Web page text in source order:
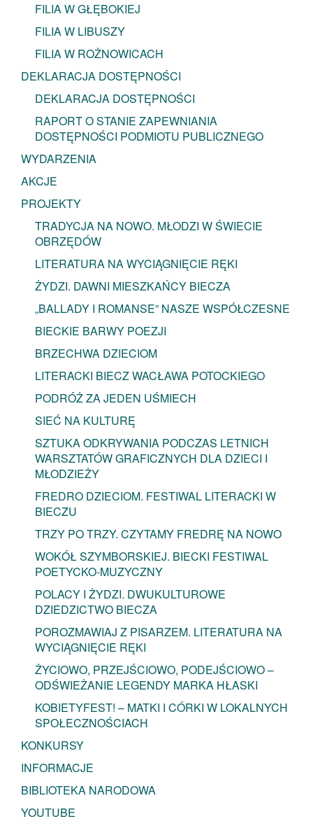
FILIA W GŁĘBOKIEJ
FILIA W LIBUSZY
FILIA W ROŻNOWICACH
DEKLARACJA DOSTĘPNOŚCI
DEKLARACJA DOSTĘPNOŚCI
RAPORT O STANIE ZAPEWNIANIA
DOSTĘPNOŚCI PODMIOTU PUBLICZNEGO
WYDARZENIA
AKCJE
PROJEKTY
TRADYCJA NA NOWO. MŁODZI W ŚWIECIE
OBRZĘDÓW
LITERATURA NA WYCIĄGNIĘCIE RĘKI
ŻYDZI. DAWNI MIESZKAŃCY BIECZA
„BALLADY I ROMANSE” NASZE WSPÓŁCZESNE
BIECKIE BARWY POEZJI
BRZECHWA DZIECIOM
LITERACKI BIECZ WACŁAWA POTOCKIEGO
PODRÓŻ ZA JEDEN UŚMIECH
SIEĆ NA KULTURĘ
SZTUKA ODKRYWANIA PODCZAS LETNICH
WARSZTATÓW GRAFICZNYCH DLA DZIECI I
MŁODZIEŻY
FREDRO DZIECIOM. FESTIWAL LITERACKI W
BIECZU
TRZY PO TRZY. CZYTAMY FREDRĘ NA NOWO
WOKÓŁ SZYMBORSKIEJ. BIECKI FESTIWAL
POETYCKO-MUZYCZNY
POLACY I ŻYDZI. DWUKULTUROWE
DZIEDZICTWO BIECZA
POROZMAWIAJ Z PISARZEM. LITERATURA NA
WYCIĄGNIĘCIE RĘKI
ŻYCIOWO, PRZEJŚCIOWO, PODEJŚCIOWO –
ODŚWIEŻANIE LEGENDY MARKA HŁASKI
KOBIETYFEST! – MATKI I CÓRKI W LOKALNYCH
SPOŁECZNOŚCIACH
KONKURSY
INFORMACJE
BIBLIOTEKA NARODOWA
YOUTUBE